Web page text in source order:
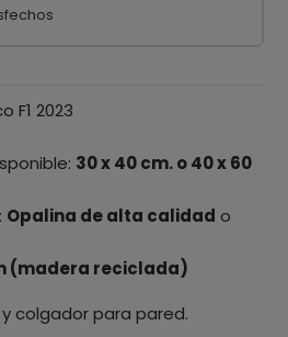
F1 2023
30 x 40 cm. o 40 x 60
Opalina de alta calidad o
(madera reciclada)
colgador para pared.